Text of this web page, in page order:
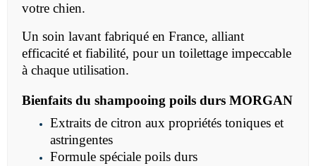
votre chien.
Un soin lavant fabriqué en France, alliant
efficacité et fiabilité, pour un toilettage impeccable
à chaque utilisation.
Bienfaits du shampooing poils durs MORGAN
Extraits de citron aux propriétés toniques et
astringentes
Formule spéciale poils durs